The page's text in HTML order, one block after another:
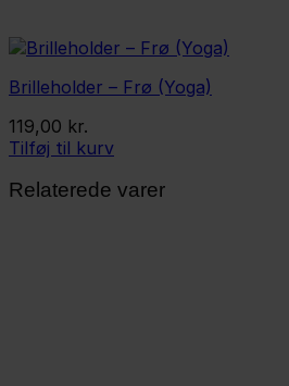
Brilleholder – Frø (Yoga)
119,00 kr.
Tilføj til kurv
Relaterede varer